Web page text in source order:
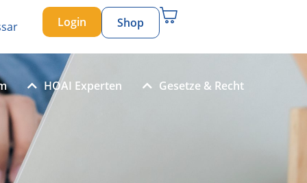
Login Shop
HOAI Experten Gesetze & Recht